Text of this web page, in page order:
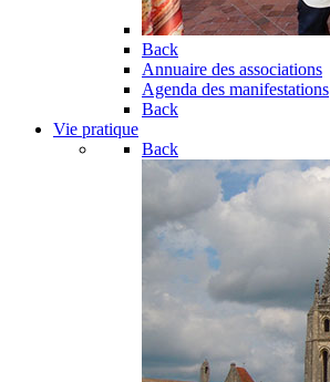
Back
Annuaire des associations
Agenda des manifestations
Back
Vie pratique
Back